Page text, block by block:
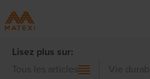
Lisez plus sur:
Tous les articles
Vie